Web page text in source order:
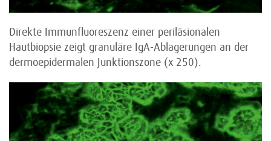
Direkte Immunfluoreszenz einer periläsionalen
Hautbiopsie zeigt granuläre IgA-Ablagerungen an der
dermoepidermalen Junktionszone (x 250).